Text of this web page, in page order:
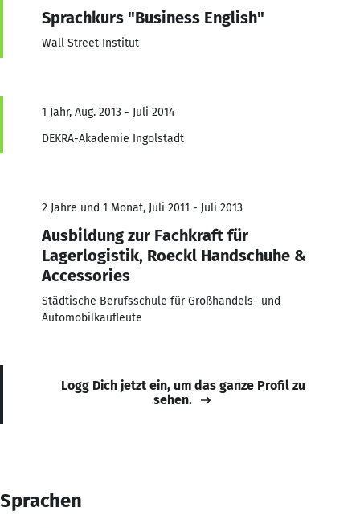
Sprachkurs "Business English"
Wall Street Institut
1 Jahr, Aug. 2013 - Juli 2014
DEKRA-Akademie Ingolstadt
2 Jahre und 1 Monat, Juli 2011 - Juli 2013
Ausbildung zur Fachkraft für
Lagerlogistik, Roeckl Handschuhe &
Accessories
Städtische Berufsschule für Großhandels- und
Automobilkaufleute
Logg Dich jetzt ein, um das ganze Profil zu
sehen.
Sprachen